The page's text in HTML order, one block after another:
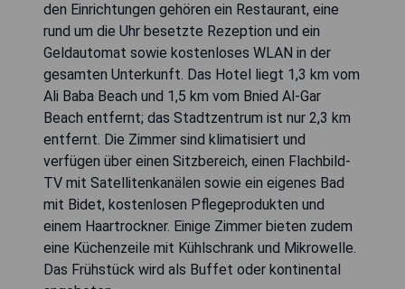
den Einrichtungen gehören ein Restaurant, eine
rund um die Uhr besetzte Rezeption und ein
Geldautomat sowie kostenloses WLAN in der
gesamten Unterkunft. Das Hotel liegt 1,3 km vom
Ali Baba Beach und 1,5 km vom Bnied Al-Gar
Beach entfernt; das Stadtzentrum ist nur 2,3 km
entfernt. Die Zimmer sind klimatisiert und
verfügen über einen Sitzbereich, einen Flachbild-
TV mit Satellitenkanälen sowie ein eigenes Bad
mit Bidet, kostenlosen Pflegeprodukten und
einem Haartrockner. Einige Zimmer bieten zudem
eine Küchenzeile mit Kühlschrank und Mikrowelle.
Das Frühstück wird als Buffet oder kontinental